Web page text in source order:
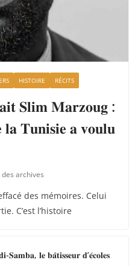
HISTOIRE RÉCITS
𝐒𝐥𝐢𝐦 𝐌𝐚𝐫𝐳𝐨𝐮𝐠 :
𝐓𝐮𝐧𝐢𝐬𝐢𝐞 𝐚 𝐯𝐨𝐮𝐥𝐮
des archives
des mémoires. Celui
C’est l’histoire
𝐒𝐚𝐦𝐛𝐚, 𝐥𝐞 𝐛𝐚̂𝐭𝐢𝐬𝐬𝐞𝐮𝐫 𝐝’𝐞́𝐜𝐨𝐥𝐞𝐬